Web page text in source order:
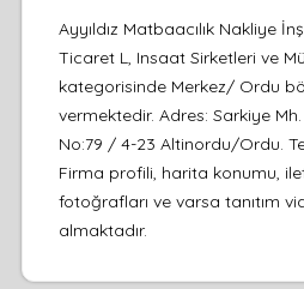
Ayyıldız Matbaacılık Nakliye
Ticaret L, Insaat Sirketleri ve
kategorisinde Merkez/ Ordu
vermektedir. Adres: Sarkiye
No:79 / 4-23 Altinordu/Ordu.
Firma profili, harita konumu,
fotoğrafları ve varsa tanıtım
almaktadır.